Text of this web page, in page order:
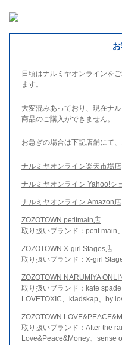
日頃はナルミヤオンラインを
ます。
大変混みあっており、現在ナ
商品のご購入ができません。
お急ぎの場合は下記店舗にて
ナルミヤオンライン楽天市場店
ナルミヤオンライン Yahoo!シ
ナルミヤオンライン Amazon店
ZOZOTOWN petitmain店
取り扱いブランド：petit main
ZOZOTOWN X-girl Stages店
取り扱いブランド：X-girl
ZOZOTOWN NARUMIYA
取り扱いブランド：kate
LOVETOXIC、kladskap、by
ZOZOTOWN
取り扱いブランド：After the
Love&Peace&Money、sense